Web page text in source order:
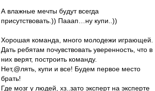
А влажные мечты будут всегда
присутствовать.)) Пааап…ну купи..))
Хорошая команда, много молодежи играющей.
Дать ребятам почувствовать уверенность, что в
них верят, построить команду.
Нет,@лять, купи и все! Будем первое место
брать!
Где мозг у людей, хз..зато эксперт на эксперте